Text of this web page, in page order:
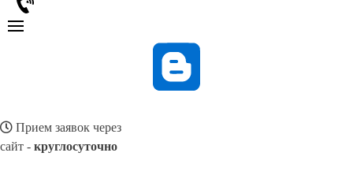
Прием заявок через
сайт - круглосуточно